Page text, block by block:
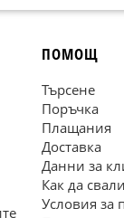
ПОМОЩ
Търсене
Поръчка
Плащания
Доставка
Данни за
Как да
Условия за